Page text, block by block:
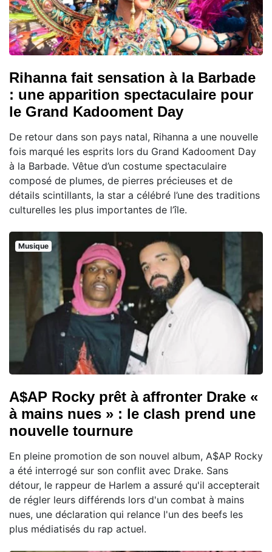
Rihanna fait sensation à la Barbade
: une apparition spectaculaire pour
le Grand Kadooment Day
De retour dans son pays natal, Rihanna a une nouvelle
fois marqué les esprits lors du Grand Kadooment Day
à la Barbade. Vêtue d’un costume spectaculaire
composé de plumes, de pierres précieuses et de
détails scintillants, la star a célébré l’une des traditions
culturelles les plus importantes de l’île.
Musique
A$AP Rocky prêt à affronter Drake «
à mains nues » : le clash prend une
nouvelle tournure
En pleine promotion de son nouvel album, A$AP Rocky
a été interrogé sur son conflit avec Drake. Sans
détour, le rappeur de Harlem a assuré qu'il accepterait
de régler leurs différends lors d'un combat à mains
nues, une déclaration qui relance l'un des beefs les
plus médiatisés du rap actuel.